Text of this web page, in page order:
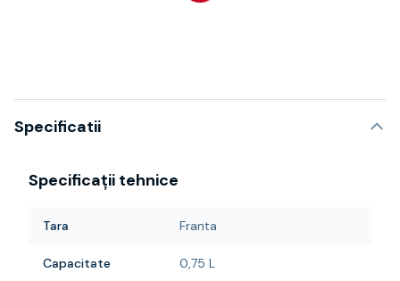
Specificatii
Specificații tehnice
Tara Franta
Capacitate 0,75 L